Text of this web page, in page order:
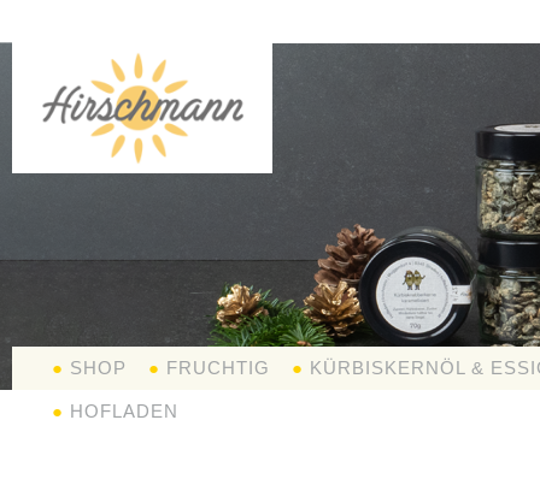
● SHOP ● FRUCHTIG ● KÜRBISKERNÖL &
● HOFLADEN